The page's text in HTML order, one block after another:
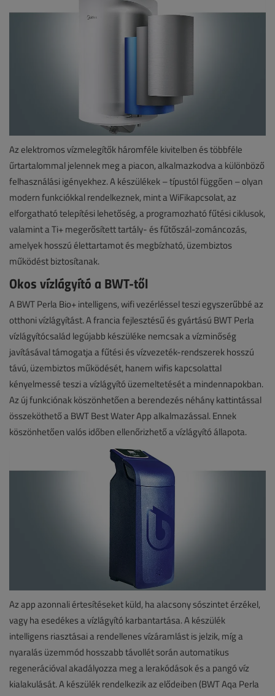
Az elektromos vízmelegítők háromféle kivitelben és többféle
űrtartalommal jelennek meg a piacon, alkalmazkodva a különböző
felhasználási igényekhez. A készülékek – típustól függően – olyan
modern funkciókkal rendelkeznek, mint a WiFikapcsolat, az
elforgatható telepítési lehetőség, a programozható fűtési ciklusok,
valamint a Ti+ megerősített tartály- és fűtőszál-zománcozás,
amelyek hosszú élettartamot és megbízható, üzembiztos
működést biztosítanak.
Okos vízlágyító a BWT-től
A BWT Perla Bio+ intelligens, wifi vezérléssel teszi egyszerűbbé az
otthoni vízlágyítást. A francia fejlesztésű és gyártású BWT Perla
vízlágyítócsalád legújabb készüléke nemcsak a vízminőség
javításával támogatja a fűtési és vízvezeték-rendszerek hosszú
távú, üzembiztos működését, hanem wifis kapcsolattal
kényelmessé teszi a vízlágyító üzemeltetését a mindennapokban.
Az új funkciónak köszönhetően a berendezés néhány kattintással
összeköthető a BWT Best Water App alkalmazással. Ennek
köszönhetően valós időben ellenőrizhető a vízlágyító állapota.
Az app azonnali értesítéseket küld, ha alacsony sószintet érzékel,
vagy ha esedékes a vízlágyító karbantartása. A készülék
intelligens riasztásai a rendellenes vízáramlást is jelzik, míg a
nyaralás üzemmód hosszabb távollét során automatikus
regenerációval akadályozza meg a lerakódások és a pangó víz
kialakulását. A készülék rendelkezik az elődeiben (BWT Aqa Perla